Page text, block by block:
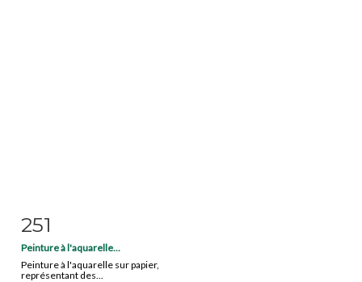
Item detail
251
Peinture à l'aquarelle...
Peinture à l'aquarelle sur papier,
représentant des...